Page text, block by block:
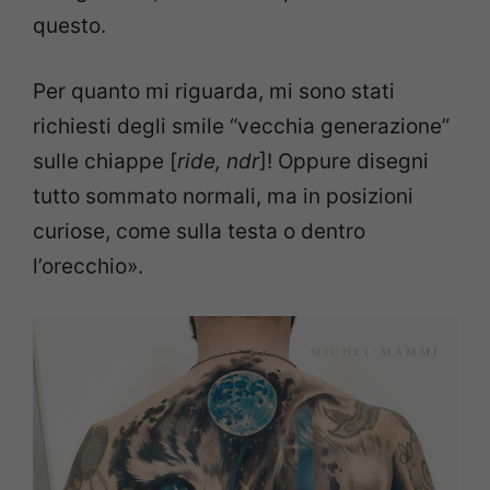
questo.
Per quanto mi riguarda, mi sono stati
richiesti degli smile “vecchia generazione”
sulle chiappe [ride, ndr]! Oppure disegni
tutto sommato normali, ma in posizioni
curiose, come sulla testa o dentro
l’orecchio».